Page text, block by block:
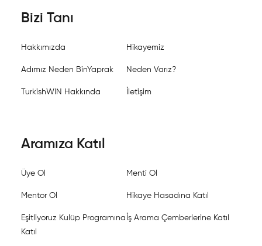
Bizi Tanı
Hakkımızda Hikayemiz
Adımız Neden BinYaprak Neden Varız?
TurkishWIN Hakkında İletişim
Aramıza Katıl
Üye Ol Menti Ol
Mentor Ol Hikaye Hasadına Katıl
Eşitliyoruz Kulüp Programına
Katıl
İş Arama Çemberlerine Katıl